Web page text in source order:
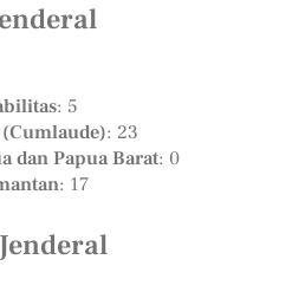
: 5
: 23
dan Papua Barat: 0
: 17